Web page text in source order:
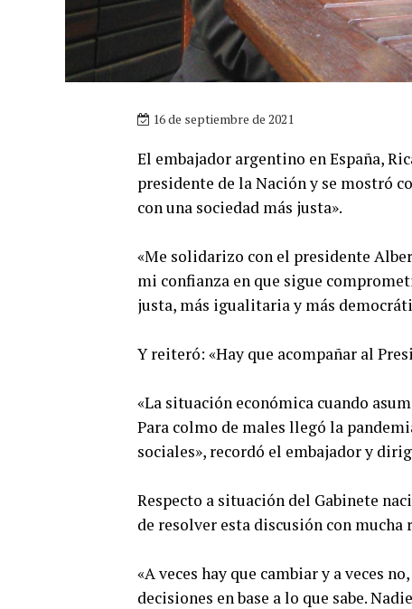
16 de septiembre de 2021
El embajador argentino en España,
presidente de la Nación y se mostró
con una sociedad más justa».
«Me solidarizo con el presidente
mi confianza en que sigue
justa, más igualitaria y más
Y reiteró: «Hay que acompañar al
«La situación económica cuando
Para colmo de males llegó la
sociales», recordó el embajador y
Respecto a situación del Gabinete
de resolver esta discusión con mucha
«A veces hay que cambiar y a veces
decisiones en base a lo que sabe.